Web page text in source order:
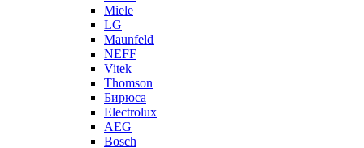
Miele
LG
Maunfeld
NEFF
Vitek
Thomson
Бирюса
Electrolux
AEG
Bosch